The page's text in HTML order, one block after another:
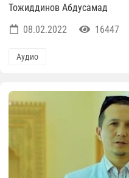
Тожиддинов Абдусамад
08.02.2022
16447
Аудио